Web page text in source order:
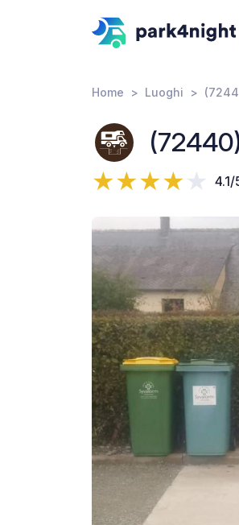
Home Luoghi
4.1/